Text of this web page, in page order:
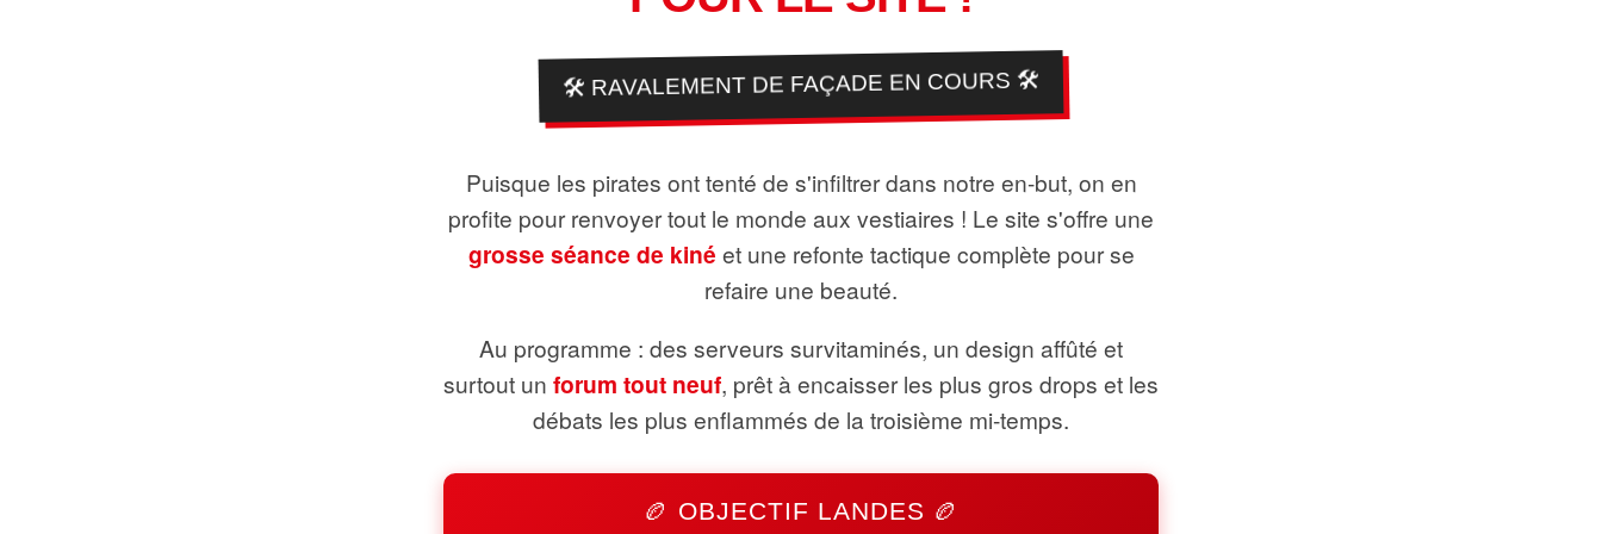
🛠️ RAVALEMENT DE FAÇADE EN COURS 🛠️
Puisque les pirates ont tenté de s'infiltrer dans notre en-but, on en
profite pour renvoyer tout le monde aux vestiaires ! Le site s'offre une
grosse séance de kiné et une refonte tactique complète pour se
refaire une beauté.
Au programme : des serveurs survitaminés, un design affûté et
surtout un forum tout neuf, prêt à encaisser les plus gros drops et les
débats les plus enflammés de la troisième mi-temps.
🏉 OBJECTIF LANDES 🏉